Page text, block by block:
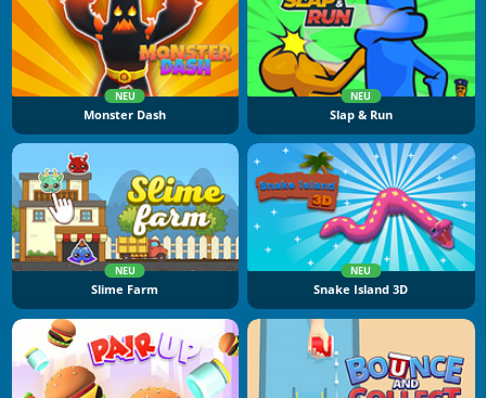
NEU
Monster Dash
NEU
Slap & Run
NEU
Slime Farm
NEU
Snake Island 3D